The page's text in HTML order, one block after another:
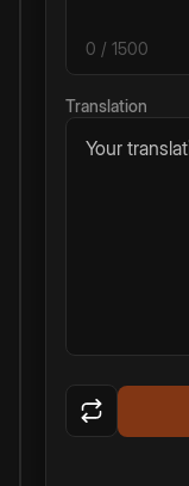
0 / 1500
Translation
Your